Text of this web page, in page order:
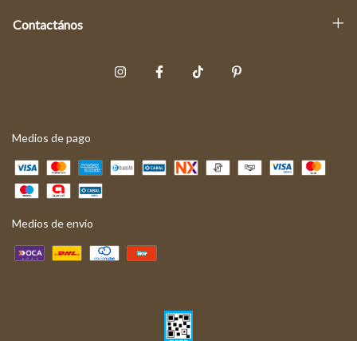
Contactános
Medios de pago
Medios de envío